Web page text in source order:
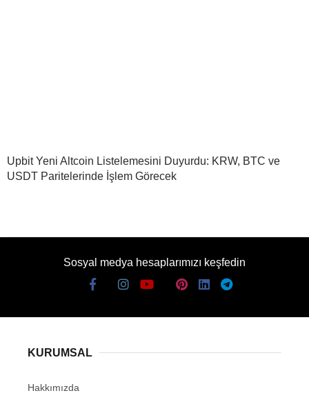
Upbit Yeni Altcoin Listelemesini Duyurdu: KRW, BTC ve
USDT Paritelerinde İşlem Görecek
Sosyal medya hesaplarımızı keşfedin
KURUMSAL
Hakkımızda